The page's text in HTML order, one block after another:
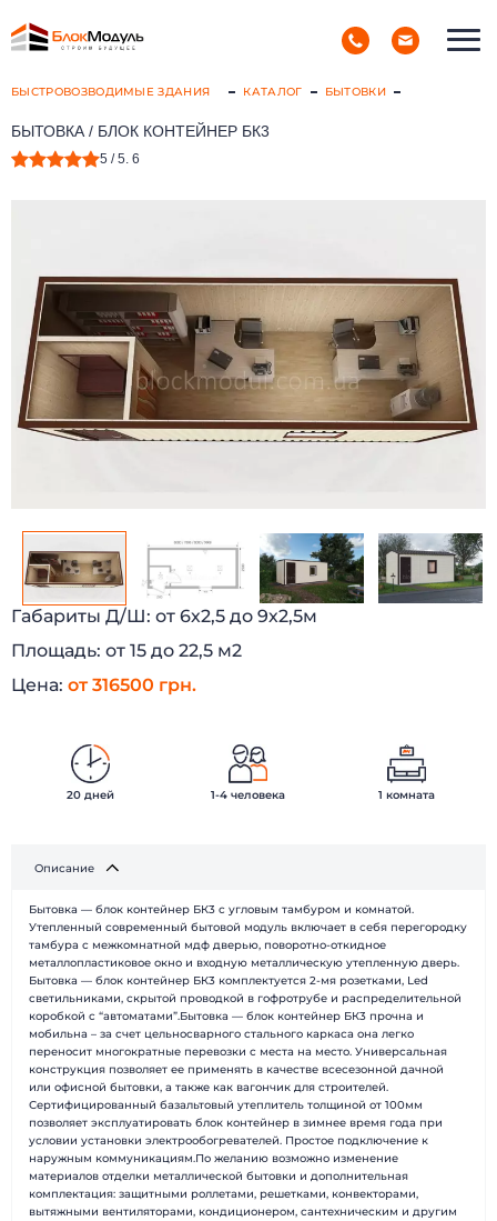
РУС
УКР
БЫСТРЫЕ ДОМА
Каталог
Наши работы
О компании
Наши клиенты
Технологии
Доставка и монтаж
Вопрос-ответ
Новости
Блог
Контакты
Отзывы
БЫСТРОВОЗВОДИМЫЕ ЗДАНИЯ КАТАЛОГ БЫТОВКИ
БЫТОВКА / БЛОК КОНТЕЙНЕР БК3
5 / 5. 6
Габариты Д/Ш: от 6х2,5 до 9х2,5м
Площадь: от 15 до 22,5 м2
Цена: от 316500 грн.
20 дней 1-4 человека 1 комната
Описание
Бытовка — блок контейнер БК3 с угловым тамбуром и комнатой.
Утепленный современный бытовой модуль включает в себя перегородку
тамбура с межкомнатной мдф дверью, поворотно-откидное
металлопластиковое окно и входную металлическую утепленную дверь.
Бытовка — блок контейнер БК3 комплектуется 2-мя розетками, Led
светильниками, скрытой проводкой в гофротрубе и распределительной
коробкой с “автоматами”.Бытовка — блок контейнер БК3 прочна и
мобильна – за счет цельносварного стального каркаса она легко
переносит многократные перевозки с места на место. Универсальная
конструкция позволяет ее применять в качестве всесезонной дачной
или офисной бытовки, а также как вагончик для строителей.
Сертифицированный базальтовый утеплитель толщиной от 100мм
позволяет эксплуатировать блок контейнер в зимнее время года при
условии установки электрообогревателей. Простое подключение к
наружным коммуникациям.По желанию возможно изменение
материалов отделки металлической бытовки и дополнительная
комплектация: защитными роллетами, решетками, конвекторами,
вытяжными вентиляторами, кондиционером, сантехническим и другим